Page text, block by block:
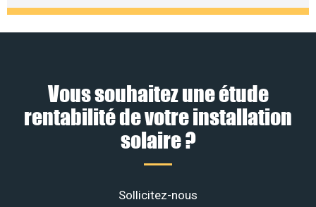
Vous souhaitez une étude
rentabilité de votre installation
solaire ?
Sollicitez-nous